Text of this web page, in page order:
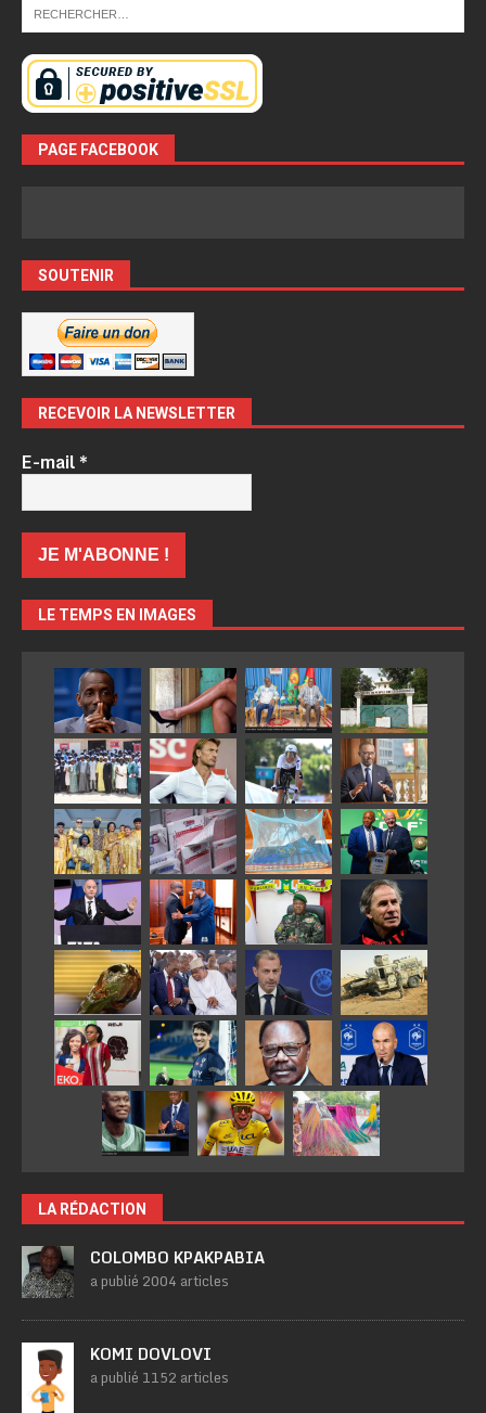
PAGE FACEBOOK
SOUTENIR
RECEVOIR LA NEWSLETTER
E-mail*
LE TEMPS EN IMAGES
LA RÉDACTION
COLOMBO KPAKPABIA
a publié 2004 articles
KOMI DOVLOVI
a publié 1152 articles